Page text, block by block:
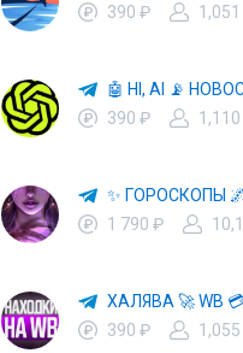
390 ₽
1,051
390 ₽
1,110
1 790 ₽
390 ₽
1,055